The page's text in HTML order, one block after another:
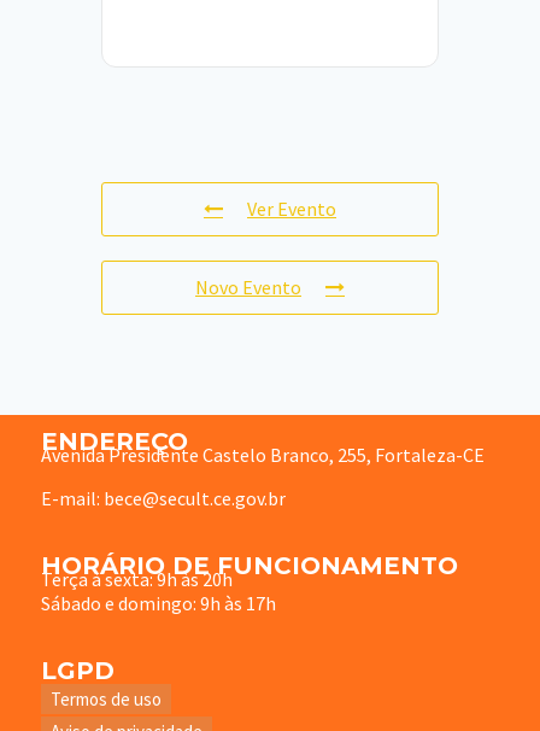
Ver Evento
Novo Evento
ENDEREÇO
Avenida Presidente Castelo Branco, 255, Fortaleza-CE
E-mail: bece@secult.ce.gov.br
HORÁRIO DE FUNCIONAMENTO
Terça à sexta: 9h às 20h
Sábado e domingo: 9h às 17h
LGPD
Termos de uso